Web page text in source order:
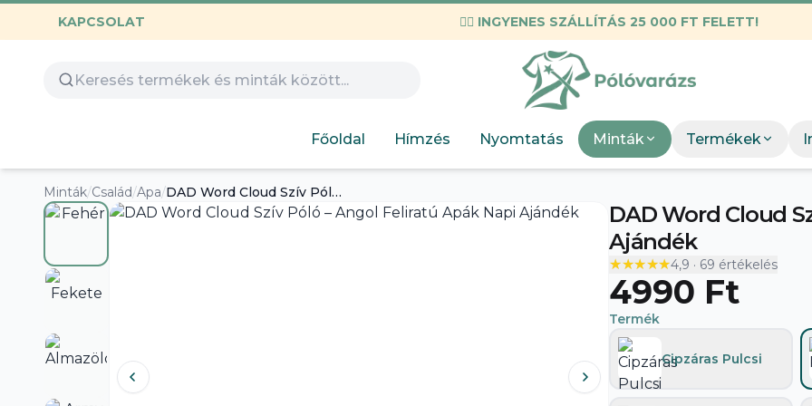
KAPCSOLAT ✌🏼 INGYENES SZÁLLÍTÁS 25 000 FT FELETT!
Főoldal Hímzés Nyomtatás Minták
Design
Gyerekeknek
Labubu
Munkahelyi
Neopunk
Panda
KIEMELT
Termékek
DTF Bérnyomtatás
Minták/Család/Apa/ DAD Word Cloud Szív Póló – Angol Feliratú Apák Napi Ajándék
DAD Word Cloud
Ajándék
★★★★★
★★★★★4,9 · 69 értékelés
4990 Ft
Termék
Cipzáras Pulcsi